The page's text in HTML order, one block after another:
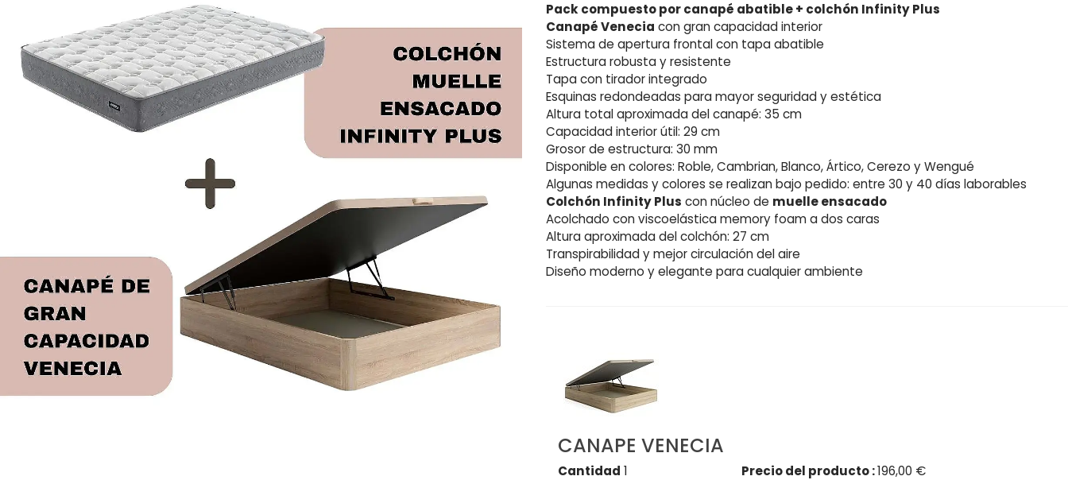
Pack compuesto por canapé abatible + colchón Infinity Plus
Canapé Venecia con gran capacidad interior
Sistema de apertura frontal con tapa abatible
Estructura robusta y resistente
Tapa con tirador integrado
Esquinas redondeadas para mayor seguridad y estética
Altura total aproximada del canapé: 35 cm
Capacidad interior útil: 29 cm
Grosor de estructura: 30 mm
Disponible en colores: Roble, Cambrian, Blanco, Ártico, Cerezo y Wengué
Algunas medidas y colores se realizan bajo pedido: entre 30 y 40 días laborables
Colchón Infinity Plus con núcleo de muelle ensacado
Acolchado con viscoelástica memory foam a dos caras
Altura aproximada del colchón: 27 cm
Transpirabilidad y mejor circulación del aire
Diseño moderno y elegante para cualquier ambiente
CANAPE VENECIA
Cantidad 1 Precio del producto :196,00 €